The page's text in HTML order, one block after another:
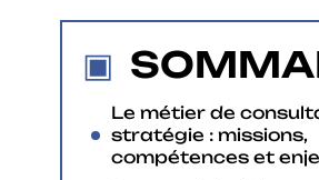
Le métier de
stratégie : missions,
compétences et